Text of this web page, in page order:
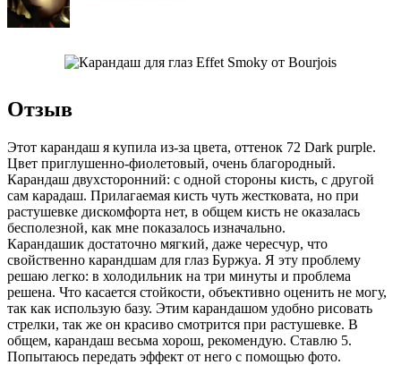
Отзыв
Этот карандаш я купила из-за цвета, оттенок 72 Dark purple.
Цвет приглушенно-фиолетовый, очень благородный.
Карандаш двухсторонний: с одной стороны кисть, с другой
сам карадаш. Прилагаемая кисть чуть жестковата, но при
растушевке дискомфорта нет, в общем кисть не оказалась
бесполезной, как мне показалось изначально.
Карандашик достаточно мягкий, даже чересчур, что
свойственно карандшам для глаз Буржуа. Я эту проблему
решаю легко: в холодильник на три минуты и проблема
решена. Что касается стойкости, объективно оценить не могу,
так как использую базу. Этим карандашом удобно рисовать
стрелки, так же он красиво смотрится при растушевке. В
общем, карандаш весьма хорош, рекомендую. Ставлю 5.
Попытаюсь передать эффект от него с помощью фото.